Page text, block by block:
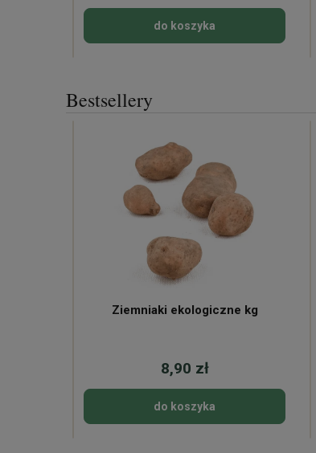
do koszyka
Bestsellery
Ziemniaki ekologiczne kg
8,90 zł
do koszyka